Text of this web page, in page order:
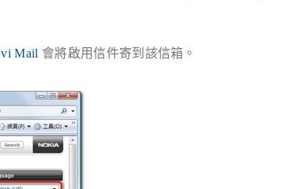
Mail 會將啟用信件寄到該信箱。